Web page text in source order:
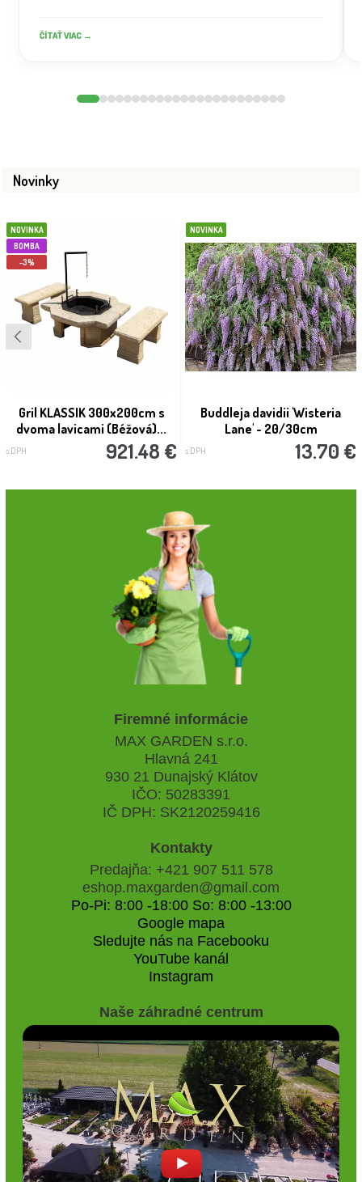
ČÍTAŤ VIAC →
Novinky
NOVINKA
BOMBA
-3%
Gril KLASSIK 300x200cm s
dvoma lavicami (Béžová)...
s DPH 921.48 €
NOVINKA
Buddleja davidii 'Wisteria
Lane' - 20/30cm
s DPH 13.70 €
Firemné informácie
MAX GARDEN s.r.o.
Hlavná 241
930 21 Dunajský Klátov
IČO: 50283391
IČ DPH: SK2120259416
Kontakty
Predajňa: +421 907 511 578
eshop.maxgarden@gmail.com
Po-Pi: 8:00 -18:00 So: 8:00 -13:00
Google mapa
Sledujte nás na Facebooku
YouTube kanál
Instagram
Naše záhradné centrum